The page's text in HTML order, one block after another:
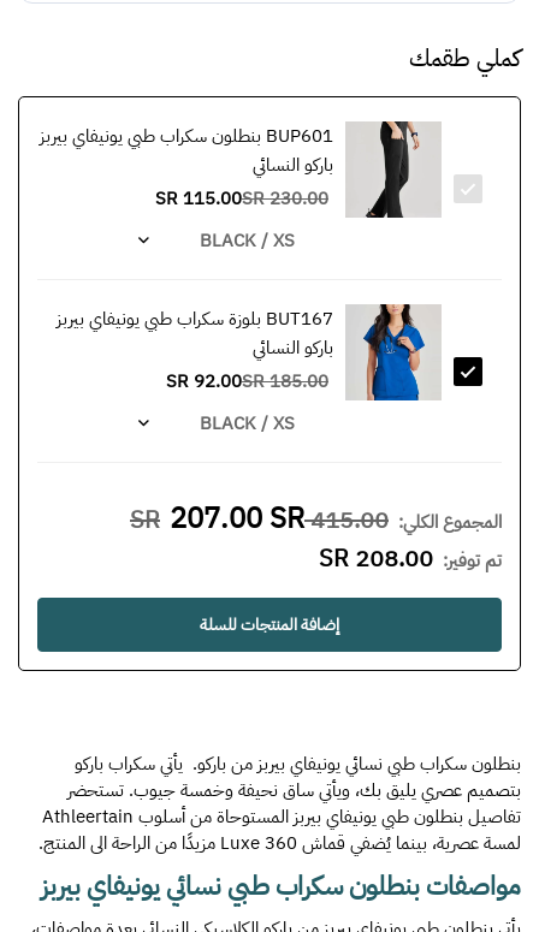
كملي طقمك
BUP601 بنطلون سكراب طبي يونيفاي بيربز
باركو النسائي
230.00 SR
115.00 SR
BUT167 بلوزة سكراب طبي يونيفاي بيربز
باركو النسائي
185.00 SR
92.00 SR
المجموع الكلي:
415.00 SR
207.00 SR
تم توفير:
208.00 SR
إضافة المنتجات للسلة
بنطلون سكراب طبي نسائي يونيفاي بيربز من باركو. يأتي سكراب باركو
بتصميم عصري يليق بك، ويأتي ساق نحيفة وخمسة جيوب. تستحضر
تفاصيل بنطلون طبي يونيفاي بيربز المستوحاة من أسلوب Athleertain
لمسة عصرية، بينما يُضفي قماش Luxe 360 مزيدًا من الراحة الى المنتج.
مواصفات بنطلون سكراب طبي نسائي يونيفاي بيربز